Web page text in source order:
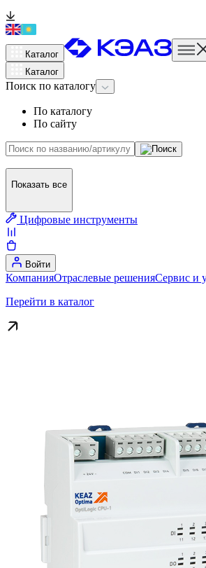
Каталог
Каталог
Поиск по каталогу
По каталогу
По сайту
Показать все
Цифровые инструменты
Войти
КомпанияОтраслевые решенияСервис и
Перейти в каталог